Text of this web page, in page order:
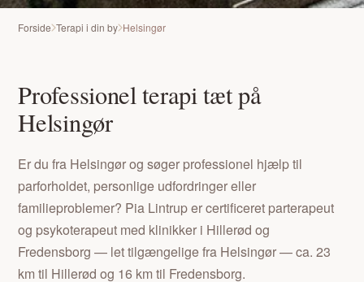
Forside Terapi i din by Helsingør
Professionel terapi tæt på
Helsingør
Er du fra Helsingør og søger professionel hjælp til
parforholdet, personlige udfordringer eller
familieproblemer? Pia Lintrup er certificeret parterapeut
og psykoterapeut med klinikker i Hillerød og
Fredensborg — let tilgængelige fra Helsingør — ca. 23
km til Hillerød og 16 km til Fredensborg.